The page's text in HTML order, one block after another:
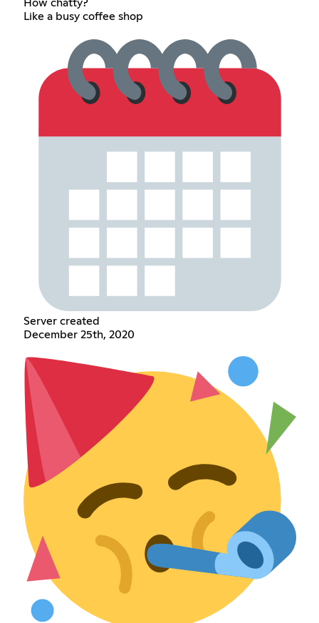
How chatty?
Like a busy coffee shop
Server created
December 25th, 2020